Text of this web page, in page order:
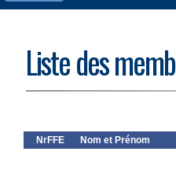
Liste des
NrFFE Nom et Prénom